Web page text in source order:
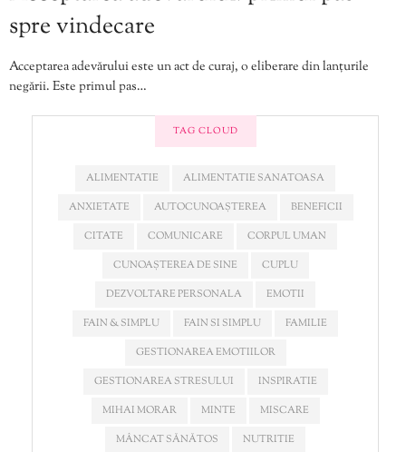
spre vindecare
Acceptarea adevărului este un act de curaj, o eliberare din lanțurile
negării. Este primul pas…
TAG CLOUD
ALIMENTATIE
ALIMENTATIE SANATOASA
ANXIETATE
AUTOCUNOAȘTEREA
BENEFICII
CITATE
COMUNICARE
CORPUL UMAN
CUNOAȘTEREA DE SINE
CUPLU
DEZVOLTARE PERSONALA
EMOTII
FAIN & SIMPLU
FAIN SI SIMPLU
FAMILIE
GESTIONAREA EMOTIILOR
GESTIONAREA STRESULUI
INSPIRATIE
MIHAI MORAR
MINTE
MISCARE
MÂNCAT SĂNĂTOS
NUTRITIE